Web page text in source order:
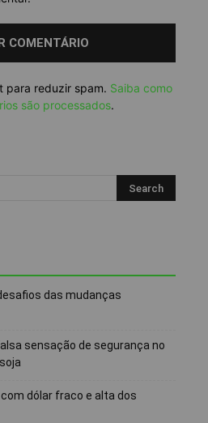
para reduzir spam. Saiba como
são processados.
das mudanças
sensação de segurança no
dólar fraco e alta dos